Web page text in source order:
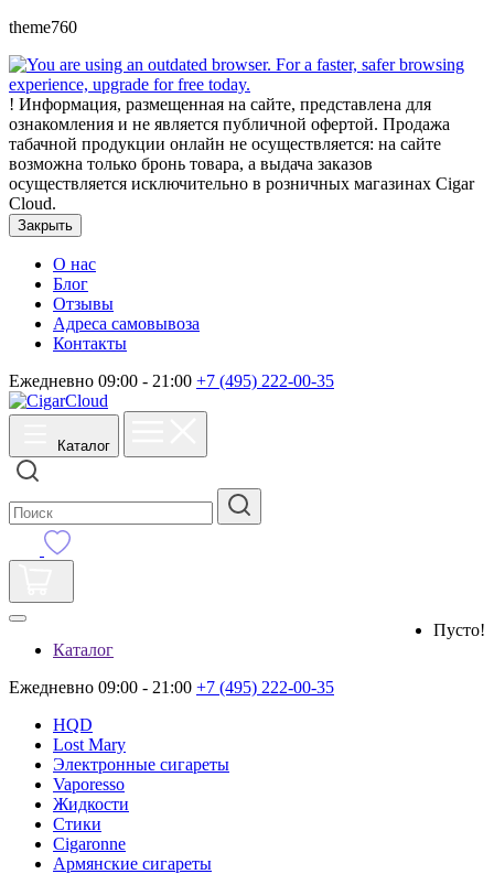
theme760
! Информация, размещенная на сайте, представлена для
ознакомления и не является публичной офертой. Продажа
табачной продукции онлайн не осуществляется: на сайте
возможна только бронь товара, а выдача заказов
осуществляется исключительно в розничных магазинах Cigar
Cloud.
Закрыть
О нас
Блог
Отзывы
Адреса самовывоза
Контакты
Ежедневно 09:00 - 21:00 +7 (495) 222-00-35
Каталог
Пусто!
Каталог
Ежедневно 09:00 - 21:00 +7 (495) 222-00-35
HQD
Lost Mary
Электронные сигареты
Vaporesso
Жидкости
Стики
Cigaronne
Армянские сигареты